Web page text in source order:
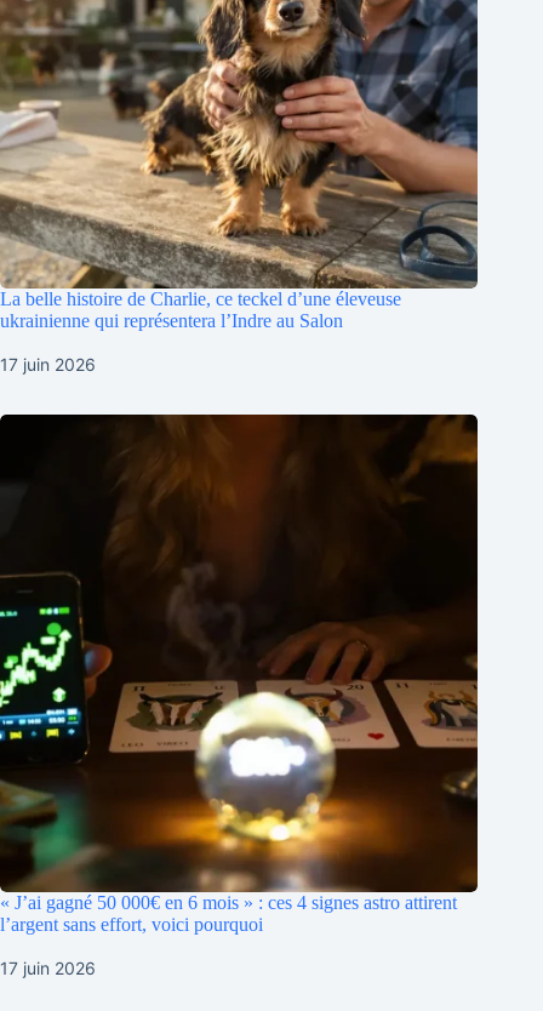
La belle histoire de Charlie, ce teckel d’une éleveuse
ukrainienne qui représentera l’Indre au Salon
17 juin 2026
« J’ai gagné 50 000€ en 6 mois » : ces 4 signes astro attirent
l’argent sans effort, voici pourquoi
17 juin 2026